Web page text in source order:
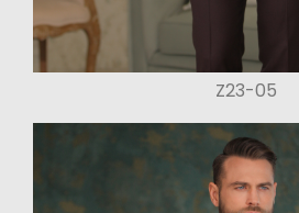
Z23-05